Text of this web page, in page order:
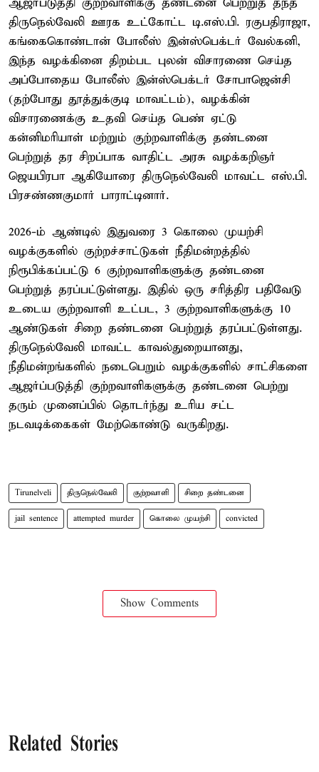
திருநெல்வேலி ஊரக உட்கோட்ட டி.எஸ்.பி. ரகுபதிராஜா,
கங்கைகொண்டான் போலீஸ் இன்ஸ்பெக்டர் வேல்கனி,
இந்த வழக்கினை திறம்பட புலன் விசாரணை செய்த
அப்போதைய போலீஸ் இன்ஸ்பெக்டர் சோபாஜென்சி
(தற்போது தூத்துக்குடி மாவட்டம்), வழக்கின்
விசாரணைக்கு உதவி செய்த பெண் ஏட்டு
கன்னிமரியாள் மற்றும் குற்றவாளிக்கு தண்டனை
பெற்றுத் தர சிறப்பாக வாதிட்ட அரசு வழக்கறிஞர்
ஜெயபிரபா ஆகியோரை திருநெல்வேலி மாவட்ட எஸ்.பி.
பிரசண்ணகுமார் பாராட்டினார்.
2026-ம் ஆண்டில் இதுவரை 3 கொலை முயற்சி
வழக்குகளில் குற்றச்சாட்டுகள் நீதிமன்றத்தில்
நிரூபிக்கப்பட்டு 6 குற்றவாளிகளுக்கு தண்டனை
பெற்றுத் தரப்பட்டுள்ளது. இதில் ஒரு சரித்திர பதிவேடு
உடைய குற்றவாளி உட்பட, 3 குற்றவாளிகளுக்கு 10
ஆண்டுகள் சிறை தண்டனை பெற்றுத் தரப்பட்டுள்ளது.
திருநெல்வேலி மாவட்ட காவல்துறையானது,
நீதிமன்றங்களில் நடைபெறும் வழக்குகளில் சாட்சிகளை
ஆஜர்ப்படுத்தி குற்றவாளிகளுக்கு தண்டனை பெற்று
தரும் முனைப்பில் தொடர்ந்து உரிய சட்ட
நடவடிக்கைகள் மேற்கொண்டு வருகிறது.
Tirunelveli திருநெல்வேலி குற்றவாளி சிறை தண்டனை
jail sentence attempted murder கொலை முயற்சி convicted
Show Comments
Related Stories